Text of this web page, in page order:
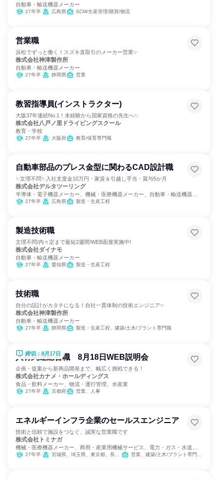
自動車・輸送機器メーカー
27年卒 広島県 SCM/生産管理/購買/物流
営業職
浜松でずっと働く！スズキ直取引のメーカー営業✨
株式会社神津製作所
自動車・輸送機器メーカー
27年卒 静岡県 営業
教習指導員(インストラクター)
大阪37年連続No.1！未経験から国家資格の先生へ✨
株式会社八戸ノ里ドライビングスクール
教育・学校
27年卒 大阪府 教育/保育専門職
自動車部品のプレス金型に関わるCAD設計職
✨文理不問✨入社支度金10万円・家賃＆引越し手当・賞与5か月
株式会社デルタツーリング
半導体・電子機器メーカー、機械・医療機器メーカー、自動車・輸送機器メ
ーカー27年卒 広島県 製造・生産工程
製造技術職
文理不問/内々定まで最短2週間/WEB面接実施中!
株式会社ダイナモ
自動車・輸送機器メーカー
27年卒 愛知県 製造・生産工程
技術職
自分の設計がカタチになる！自社一貫体制の技術エンジニア✨
株式会社神津製作所
自動車・輸送機器メーカー
27年卒 静岡県 製造・生産工程、建築/土木/プラント専門職
締切：8月17日
人材関連総合職 8月18日WEB説明会
企画・提案から新商品開発まで、幅広く挑戦できる！
株式会社カナメ・ホールディングス
食品・飲料メーカー、物流・運行管理、水産業
27年卒 京都府 営業、人事
エネルギーインフラ企業のセールスエンジニア
技術と信頼で施設をつなぐ、誠実な営業職です
株式会社トミナガ
機械・医療機器メーカー、商用・産業用機械サービス、電力・ガス・水道・
エネルギー
27年卒 宮城県、埼玉県、東京都、長野県、愛知県、三重県、京都府、大阪府、兵庫県、和歌山県、鳥取県、島根県、岡山県、広島県、徳島県、香川県、愛媛県、高知県、福岡県、熊本県、大分県、鹿児島県 営業、建築/土木/プラント専門職、製造・生産工程